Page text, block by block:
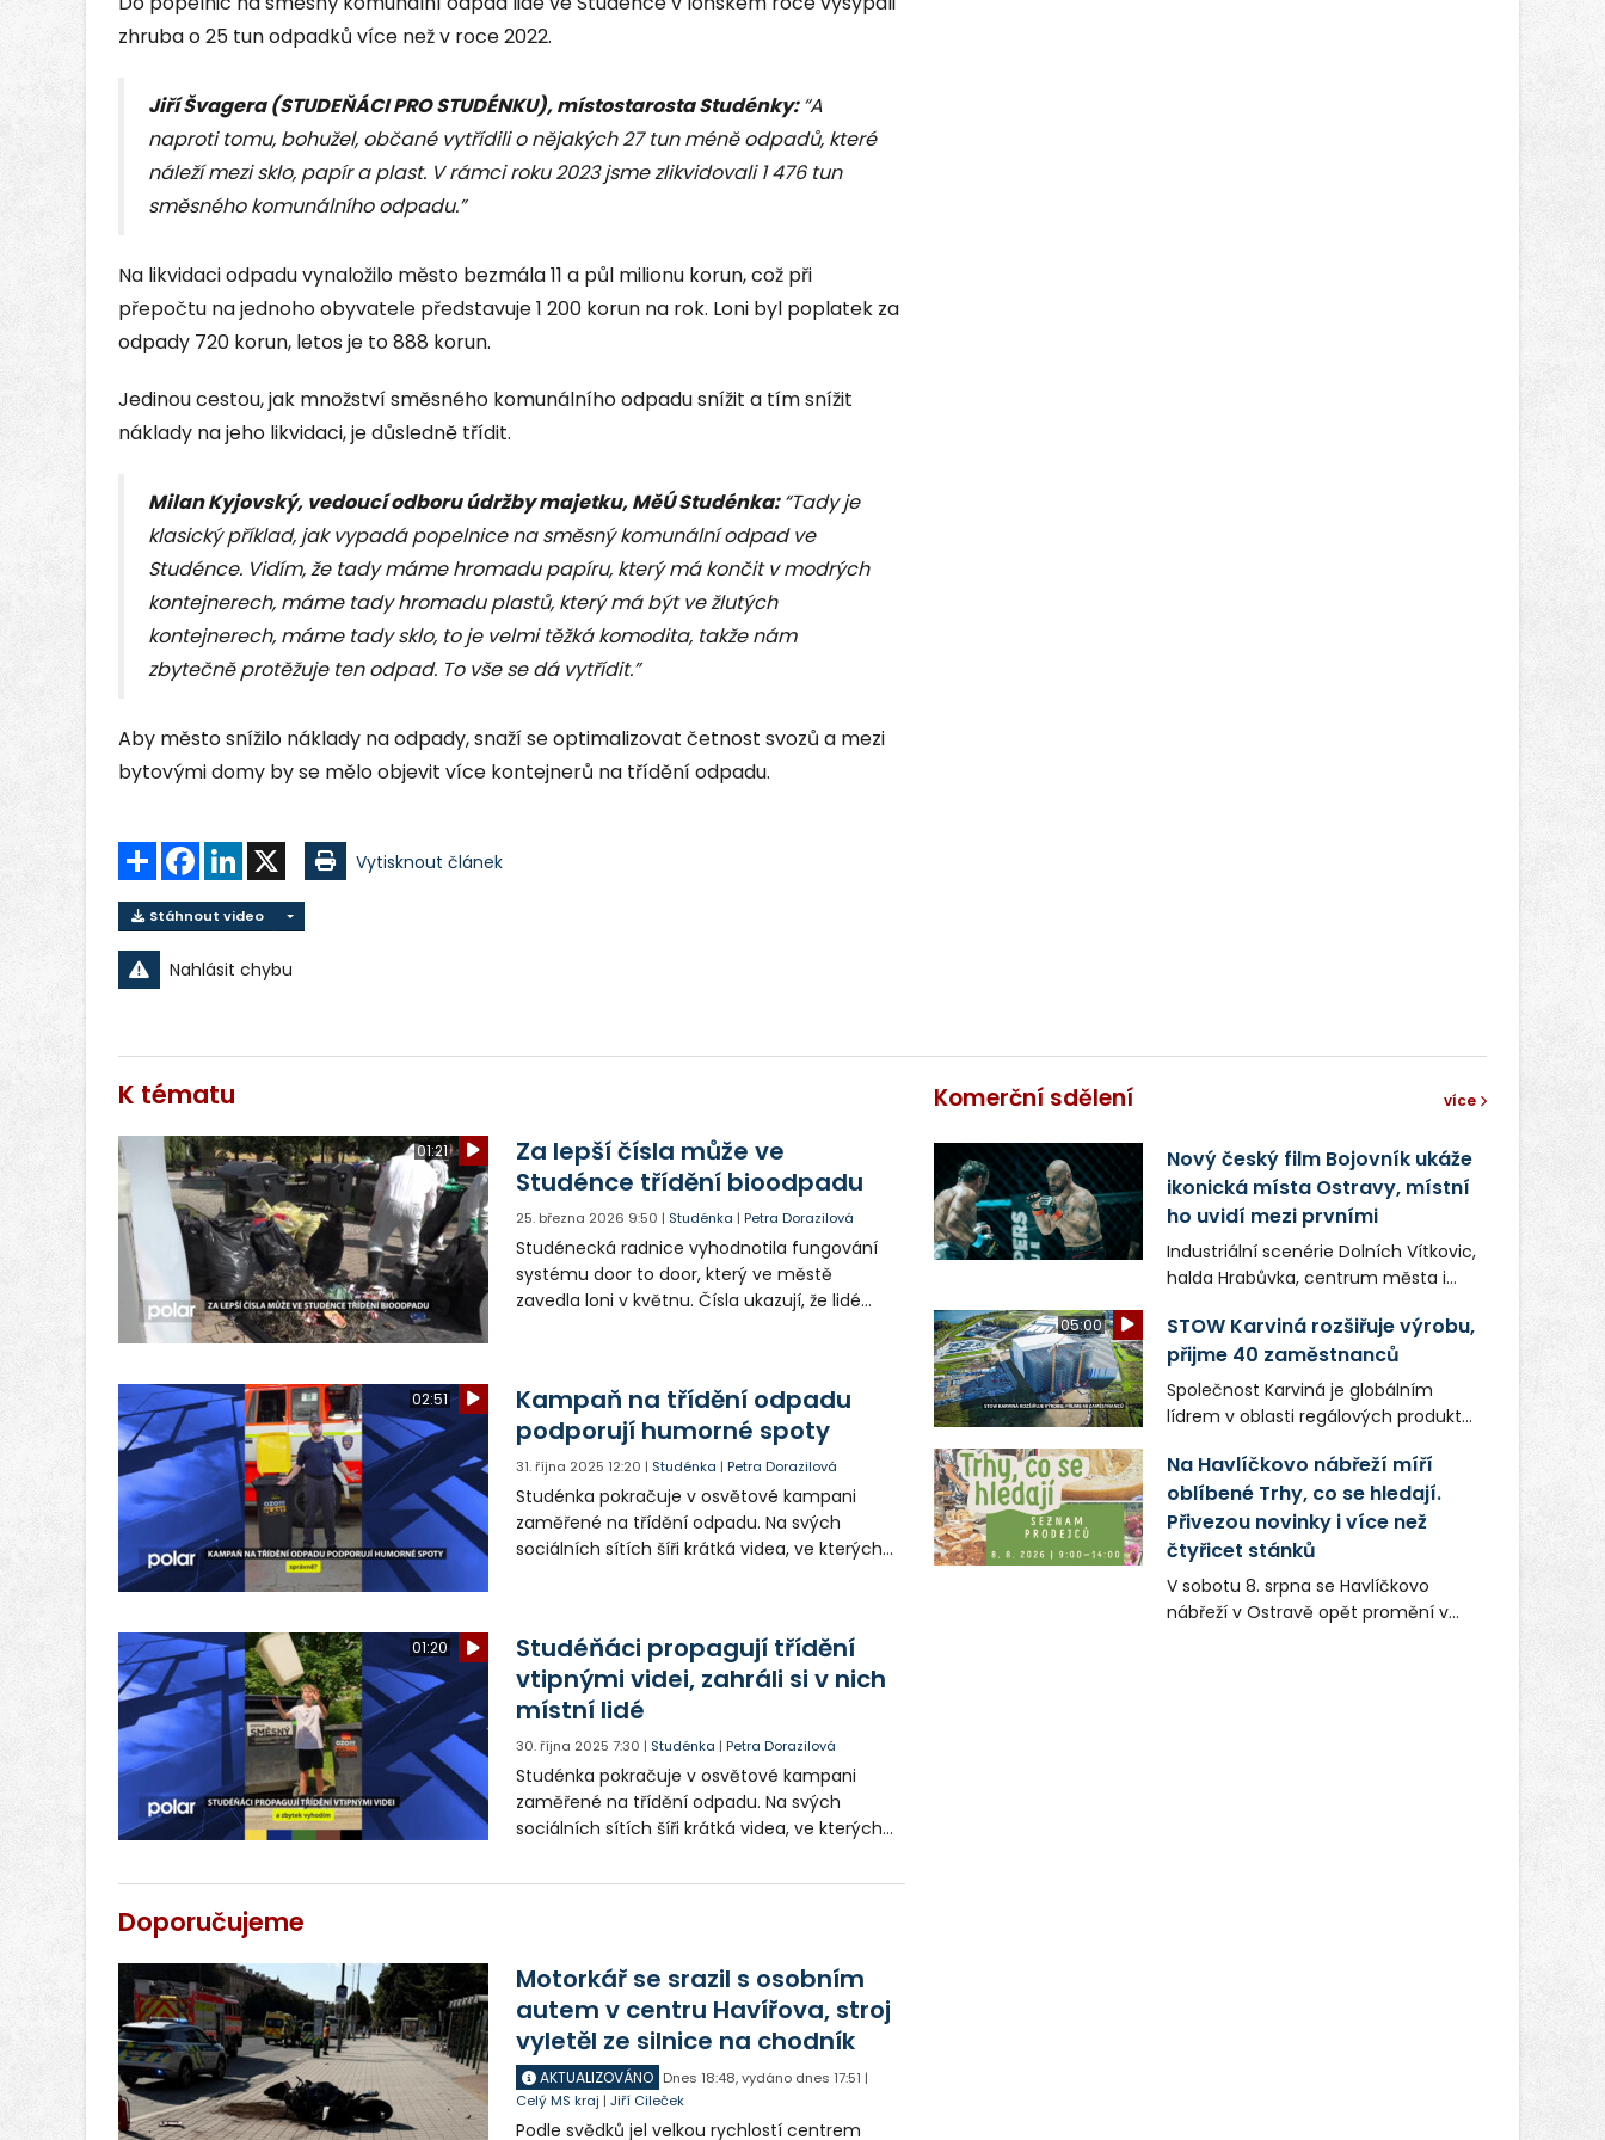
zhruba o 25 tun odpadků více než v roce 2022.
Jiří Švagera (STUDEŇÁCI PRO STUDÉNKU), místostarosta Studénky:“A
naproti tomu, bohužel, občané vytřídili o nějakých 27 tun méně odpadů, které
náleží mezi sklo, papír a plast. V rámci roku 2023 jsme zlikvidovali 1 476 tun
směsného komunálního odpadu.”
Na likvidaci odpadu vynaložilo město bezmála 11 a půl milionu korun, což při
přepočtu na jednoho obyvatele představuje 1 200 korun na rok. Loni byl poplatek za
odpady 720 korun, letos je to 888 korun.
Jedinou cestou, jak množství směsného komunálního odpadu snížit a tím snížit
náklady na jeho likvidaci, je důsledně třídit.
Milan Kyjovský, vedoucí odboru údržby majetku, MěÚ Studénka:“Tady je
klasický příklad, jak vypadá popelnice na směsný komunální odpad ve
Studénce. Vidím, že tady máme hromadu papíru, který má končit v modrých
kontejnerech, máme tady hromadu plastů, který má být ve žlutých
kontejnerech, máme tady sklo, to je velmi těžká komodita, takže nám
zbytečně protěžuje ten odpad. To vše se dá vytřídit.”
Aby město snížilo náklady na odpady, snaží se optimalizovat četnost svozů a mezi
bytovými domy by se mělo objevit více kontejnerů na třídění odpadu.
Sdílet FacebookLinkedIn Vytisknout článek
Stáhnout video
Nahlásit chybu
K tématu
01:21
Za lepší čísla může ve
Studénce třídění bioodpadu
25. března 2026 9:50 | Studénka |Petra Dorazilová
Studénecká radnice vyhodnotila fungování
systému door to door, který ve městě
zavedla loni v květnu. Čísla ukazují, že lidé
02:51
Kampaň na třídění odpadu
podporují humorné spoty
31. října 2025 12:20 | Studénka |Petra Dorazilová
Studénka pokračuje v osvětové kampani
zaměřené na třídění odpadu. Na svých
sociálních sítích šíři krátká videa, ve kterých
01:20
Studéňáci propagují třídění
vtipnými videi, zahráli si v nich
místní lidé
30. října 2025 7:30 | Studénka |Petra Dorazilová
Studénka pokračuje v osvětové kampani
zaměřené na třídění odpadu. Na svých
sociálních sítích šíři krátká videa, ve kterých
a radí, jak správně třídit.
Doporučujeme
Motorkář se srazil s osobním
autem v centru Havířova, stroj
vyletěl ze silnice na chodník
AKTUALIZOVÁNO Dnes 18:48,vydáno dnes 17:51 |
Celý MS kraj |Jiří Cileček
Podle svědků jel velkou rychlostí centrem
Komerční sdělení více
Nový český film Bojovník ukáže
ikonická místa Ostravy, místní
ho uvidí mezi prvními
Industriální scenérie Dolních Vítkovic,
halda Hrabůvka, centrum města i
v novém filmu Bojovník, který vstoupí
do kin už 13. srpna. Režiséři Vojtěch
Frič a Tomáš Dianiška si
moravskoslezskou metropoli
nevybrali náhodou – její syrová
atmosféra se stala přirozenou
součástí příběhu bývalého
boxerského šampiona Hoffa (Milan
Ondrík), jenž se po letech vrací do
světa vrcholových zápasů, tentokrát
v MMA.
05:00
STOW Karviná rozšiřuje výrobu,
přijme 40 zaměstnanců
Společnost Karviná je globálním
lídrem v oblasti regálových produktů
zaměstnavatelem na Karvinsku a
firmou s obrovským potenciálem.
Na Havlíčkovo nábřeží míří
oblíbené Trhy, co se hledají.
Přivezou novinky i více než
čtyřicet stánků
V sobotu 8. srpna se Havlíčkovo
nábřeží v Ostravě opět promění v